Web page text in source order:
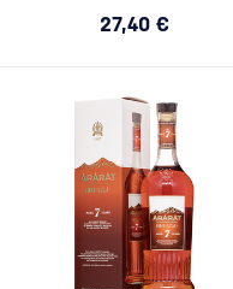
27,40 €